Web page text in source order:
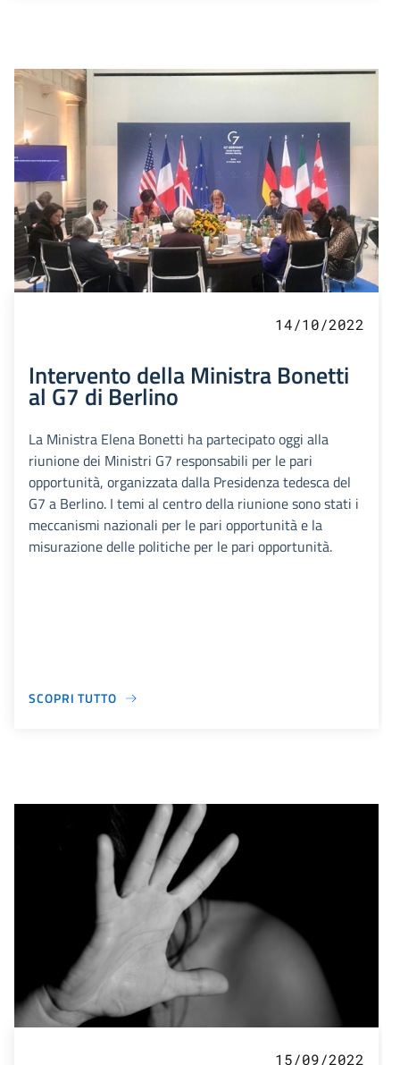
14/10/2022
Intervento della Ministra Bonetti
al G7 di Berlino
La Ministra Elena Bonetti ha partecipato oggi alla
riunione dei Ministri G7 responsabili per le pari
opportunità, organizzata dalla Presidenza tedesca del
G7 a Berlino. I temi al centro della riunione sono stati i
meccanismi nazionali per le pari opportunità e la
misurazione delle politiche per le pari opportunità.
SCOPRI TUTTO
15/09/2022